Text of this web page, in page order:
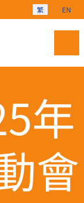
選擇你的語言
繁 EN
年
會